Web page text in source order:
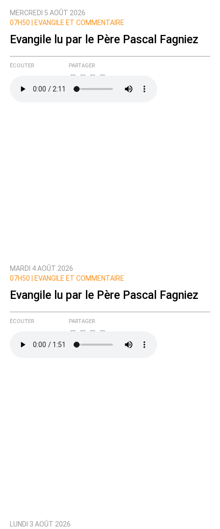
MERCREDI 5 AOÛT 2026
07H50 |
EVANGILE ET COMMENTAIRE
Evangile lu par le Père Pascal Fagniez
ÉCOUTER PARTAGER
MARDI 4 AOÛT 2026
07H50 |
EVANGILE ET COMMENTAIRE
Evangile lu par le Père Pascal Fagniez
ÉCOUTER PARTAGER
LUNDI 3 AOÛT 2026